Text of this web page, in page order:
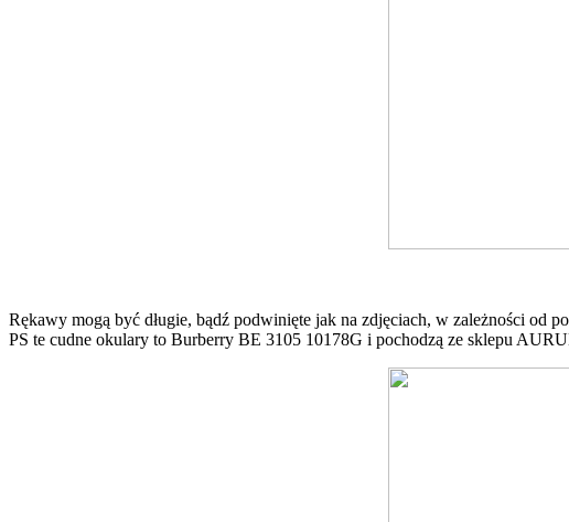
Rękawy mogą być długie, bądź podwinięte jak na zdjęciach, w zależności od
PS te cudne okulary to Burberry BE 3105 10178G i pochodzą ze sklepu